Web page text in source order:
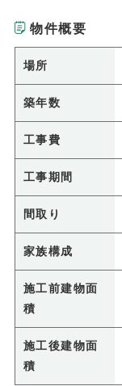
物件概要
場所
築年数
工事費
工事期間
間取り
家族構成
施工前建物面
積
施工後建物面
積